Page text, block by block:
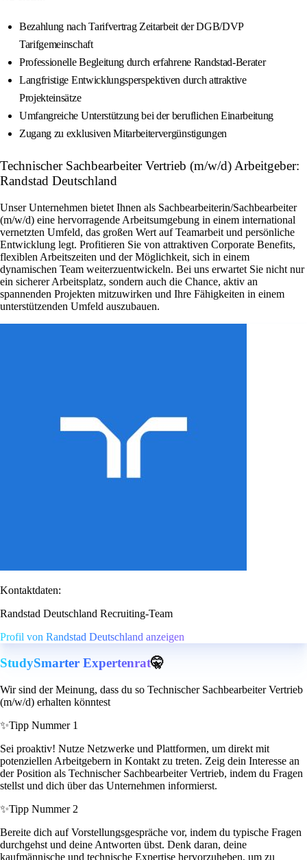
Bezahlung nach Tarifvertrag Zeitarbeit der DGB/DVP
Tarifgemeinschaft
Professionelle Begleitung durch erfahrene Randstad-Berater
Langfristige Entwicklungsperspektiven durch attraktive
Projekteinsätze
Umfangreiche Unterstützung bei der beruflichen Einarbeitung
Zugang zu exklusiven Mitarbeitervergünstigungen
Technischer Sachbearbeiter Vertrieb (m/w/d) Arbeitgeber:
Randstad Deutschland
Unser Unternehmen bietet Ihnen als Sachbearbeiterin/Sachbearbeiter
(m/w/d) eine hervorragende Arbeitsumgebung in einem international
vernetzten Umfeld, das großen Wert auf Teamarbeit und persönliche
Entwicklung legt. Profitieren Sie von attraktiven Corporate Benefits,
flexiblen Arbeitszeiten und der Möglichkeit, sich in einem
dynamischen Team weiterzuentwickeln. Bei uns erwartet Sie nicht nur
ein sicherer Arbeitsplatz, sondern auch die Chance, aktiv an
spannenden Projekten mitzuwirken und Ihre Fähigkeiten in einem
unterstützenden Umfeld auszubauen.
Kontaktdaten:
Randstad Deutschland Recruiting-Team
Profil von Randstad Deutschland anzeigen
StudySmarter Expertenrat🤫
Wir sind der Meinung, dass du so Technischer Sachbearbeiter Vertrieb
(m/w/d) erhalten könntest
✨Tipp Nummer 1
Sei proaktiv! Nutze Netzwerke und Plattformen, um direkt mit
potenziellen Arbeitgebern in Kontakt zu treten. Zeig dein Interesse an
der Position als Technischer Sachbearbeiter Vertrieb, indem du Fragen
stellst und dich über das Unternehmen informierst.
✨Tipp Nummer 2
Bereite dich auf Vorstellungsgespräche vor, indem du typische Fragen
durchgehst und deine Antworten übst. Denk daran, deine
kaufmännische und technische Expertise hervorzuheben, um zu